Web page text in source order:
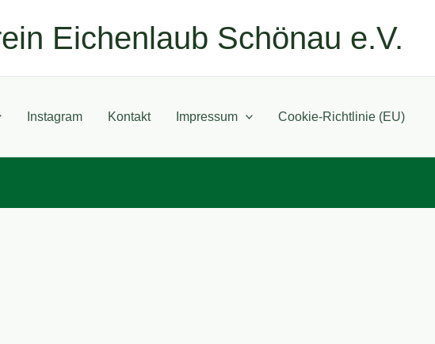
Eichenlaub Schönau e.V.
Instagram Kontakt Impressum Cookie-Richtlinie (EU)